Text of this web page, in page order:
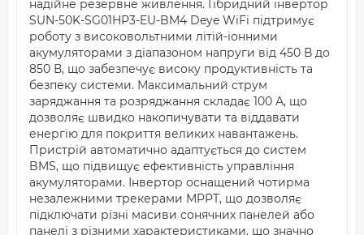
надійне резервне живлення. Гібридний інвертор
SUN-50K-SG01HP3-EU-BM4 Deye WiFi підтримує
роботу з високовольтними літій-іонними
акумуляторами з діапазоном напруги від 450 В до
850 В, що забезпечує високу продуктивність та
безпеку системи. Максимальний струм
заряджання та розряджання складає 100 А, що
дозволяє швидко накопичувати та віддавати
енергію для покриття великих навантажень.
Пристрій автоматично адаптується до систем
BMS, що підвищує ефективність управління
акумуляторами. Інвертор оснащений чотирма
незалежними трекерами MPPT, що дозволяє
підключати різні масиви сонячних панелей або
панелі з різними характеристиками, що значно